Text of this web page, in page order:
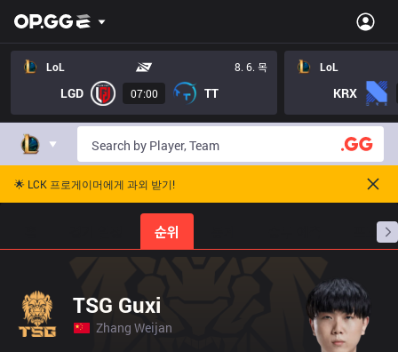
LoL 8. 6. 목
LGD 07:00 TT
LoL
KRX
🌟 LCK 프로게이머에게 과외 받기!
순위 프로빌
TSG Guxi
Zhang Weijan